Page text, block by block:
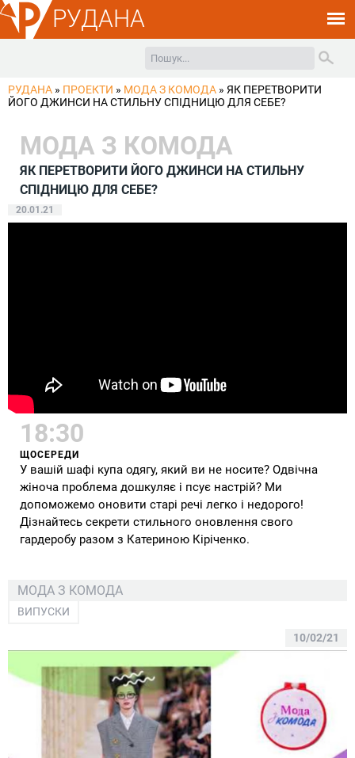
РУДАНА
РУДАНА » ПРОЕКТИ » МОДА З КОМОДА » ЯК ПЕРЕТВОРИТИ
ЙОГО ДЖИНСИ НА СТИЛЬНУ СПІДНИЦЮ ДЛЯ СЕБЕ?
МОДА З КОМОДА
ЯК ПЕРЕТВОРИТИ ЙОГО ДЖИНСИ НА СТИЛЬНУ
СПІДНИЦЮ ДЛЯ СЕБЕ?
20.01.21
18:30
ЩОСЕРЕДИ
У вашій шафі купа одягу, який ви не носите? Одвічна
жіноча проблема дошкуляє і псує настрій? Ми
допоможемо оновити старі речі легко і недорого!
Дізнайтесь секрети стильного оновлення свого
гардеробу разом з Катериною Кіріченко.
МОДА З КОМОДА
ВИПУСКИ
10/02/21